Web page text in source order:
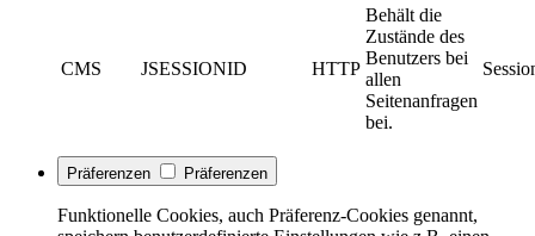
CMS JSESSIONID HTTP
Behält die
Zustände des
Benutzers bei
allen
Seitenanfragen
bei.
Präferenzen Präferenzen
Funktionelle Cookies, auch Präferenz-Cookies genannt,